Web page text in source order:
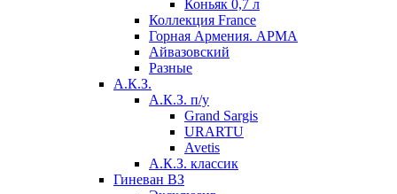
Коньяк 0,7 л
Коллекция France
Горная Армения. АРМА
Айвазовский
Разные
А.К.З.
А.К.З. п/у
Grand Sargis
URARTU
Avetis
А.К.З. классик
Гиневан ВЗ